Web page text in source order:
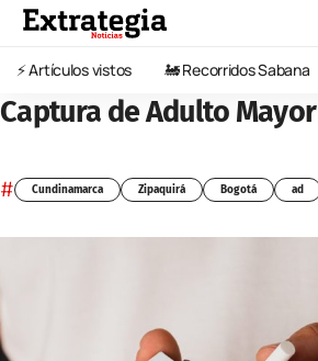
⚡️ Artículos vistos 🚂 Recorridos Sabana
Captura de Adulto Mayor
# Cundinamarca Zipaquirá Bogotá ad